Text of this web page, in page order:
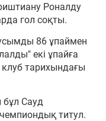
Роналду
гол соқты.
86 ұпаймен
екі ұпайға
тарихындағы
Сауд
титул.